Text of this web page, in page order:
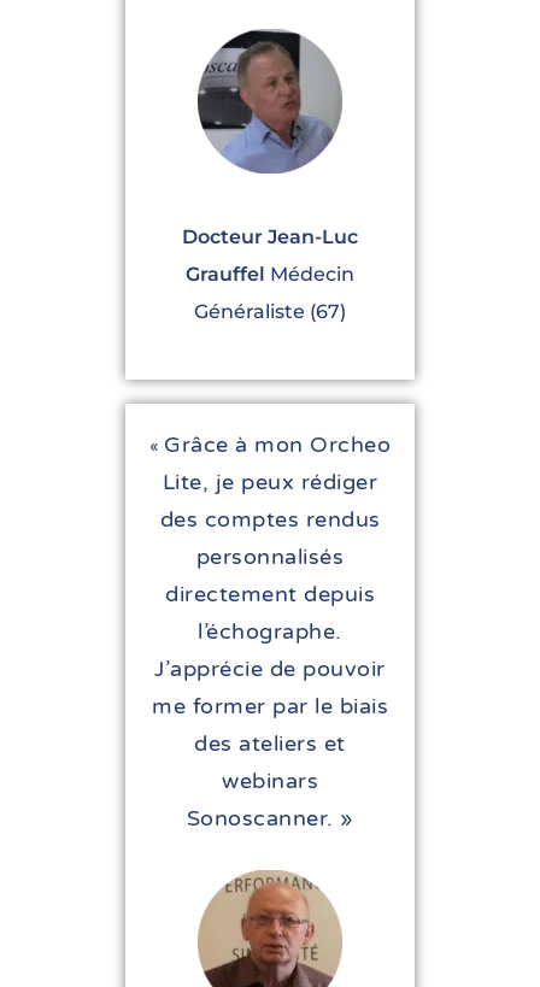
Docteur Jean-Luc
Grauffel Médecin
Généraliste (67)
« Grâce à mon Orcheo
Lite, je peux rédiger
des comptes rendus
personnalisés
directement depuis
l’échographe.
J’apprécie de pouvoir
me former par le biais
des ateliers et
webinars
Sonoscanner. »